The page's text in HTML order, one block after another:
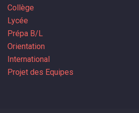
Collège
Lycée
Prépa B/L
Orientation
International
Projet des Equipes